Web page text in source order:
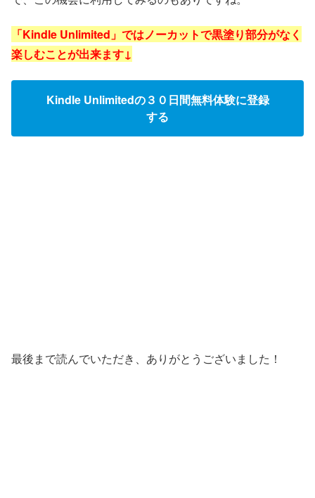
「Kindle Unlimited」ではノーカットで黒塗り部分がなく
楽しむことが出来ます↓
Kindle Unlimitedの３０日間無料体験に登録
する
最後まで読んでいただき、ありがとうございました！